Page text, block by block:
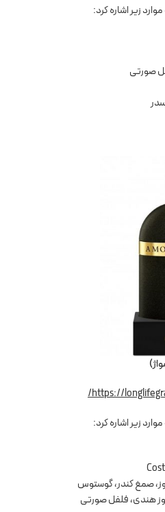
زیر اشاره کرد:
صورتی
https://
زیر اشاره کرد:
صمغ کندر، گوستوس
هندی، فلفل صورتی